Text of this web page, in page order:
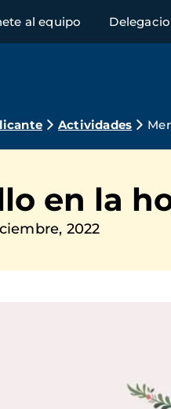
al equipo
Actividades
en la
2022